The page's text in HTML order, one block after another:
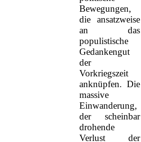
Bewegungen,
die ansatzweise
an das
populistische
Gedankengut
der
Vorkriegszeit
anknüpfen. Die
massive
Einwanderung,
der scheinbar
drohende
Verlust der